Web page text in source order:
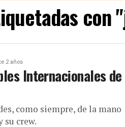
con
2 años
Internacionales de
como siempre, de la mano
su crew.